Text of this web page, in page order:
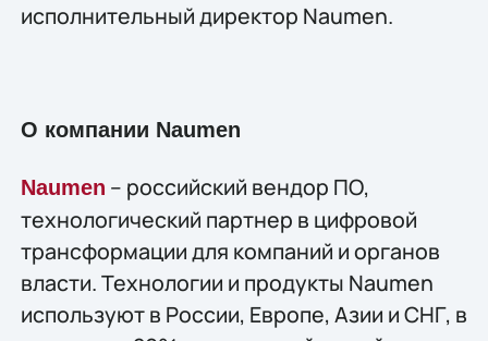
исполнительный директор Naumen.
О компании Naumen
Naumen – российский вендор ПО,
технологический партнер в цифровой
трансформации для компаний и органов
власти. Технологии и продукты Naumen
используют в России, Европе, Азии и СНГ, в